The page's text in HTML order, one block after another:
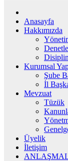
Anasayfa
Hakkımızda
Kurumsal
Şube
İl
Mevzuat
Tüzük
Üyelik
İletişim